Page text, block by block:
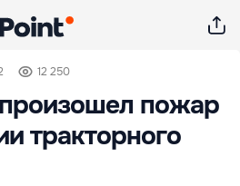
12 250
пожар
тракторного